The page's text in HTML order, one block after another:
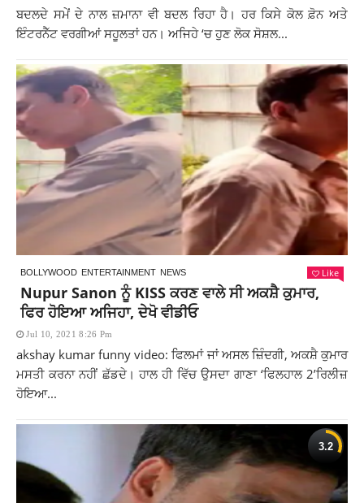
ਬਦਲਦੇ ਸਮੇਂ ਦੇ ਨਾਲ ਜ਼ਮਾਨਾ ਵੀ ਬਦਲ ਰਿਹਾ ਹੈ। ਹਰ ਕਿਸੇ ਕੋਲ ਫ਼ੋਨ ਅਤੇ
ਇੰਟਰਨੈੱਟ ਵਰਗੀਆਂ ਸਹੂਲਤਾਂ ਹਨ। ਅਜਿਹੇ ‘ਚ ਹੁਣ ਲੋਕ ਸੋਸ਼ਲ...
BOLLYWOOD ENTERTAINMENT NEWS Like
Nupur Sanon ਨੂੰ KISS ਕਰਣ ਵਾਲੇ ਸੀ ਅਕਸ਼ੈ ਕੁਮਾਰ,
ਫਿਰ ਹੋਇਆ ਅਜਿਹਾ, ਦੇਖੋ ਵੀਡੀਓ
Jul 10, 2021 8:26 Pm
akshay kumar funny video: ਫਿਲਮਾਂ ਜਾਂ ਅਸਲ ਜ਼ਿੰਦਗੀ, ਅਕਸ਼ੈ ਕੁਮਾਰ
ਮਸਤੀ ਕਰਨਾ ਨਹੀਂ ਛੱਡਦੇ। ਹਾਲ ਹੀ ਵਿੱਚ ਉਸਦਾ ਗਾਣਾ ‘ਫਿਲਹਾਲ 2’ਰਿਲੀਜ਼
ਹੋਇਆ...